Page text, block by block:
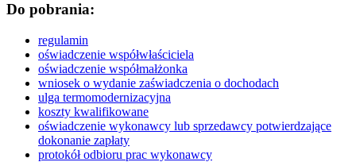
Do pobrania:
regulamin
oświadczenie współwłaściciela
oświadczenie współmałżonka
wniosek o wydanie zaświadczenia o dochodach
ulga termomodernizacyjna
koszty kwalifikowane
oświadczenie wykonawcy lub sprzedawcy potwierdzające
dokonanie zapłaty
protokół odbioru prac wykonawcy